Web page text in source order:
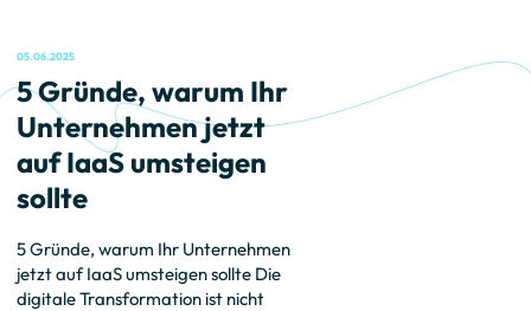
5 Gründe, warum Ihr
Unternehmen jetzt
auf IaaS umsteigen
sollte
05.06.2025
5 Gründe, warum Ihr Unternehmen
jetzt auf IaaS umsteigen sollte Die
digitale Transformation ist nicht